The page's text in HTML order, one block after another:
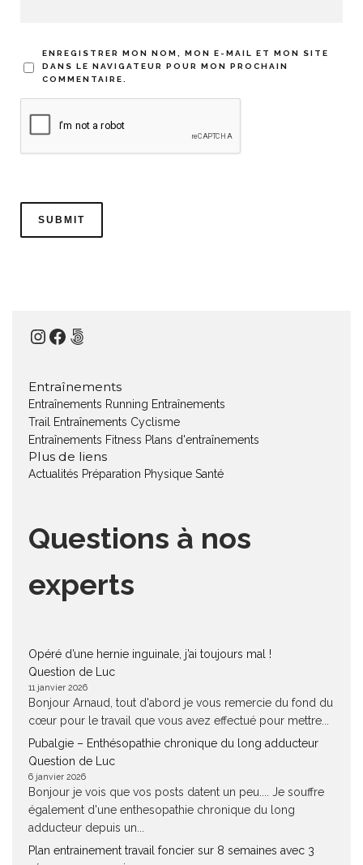
ENREGISTRER MON NOM, MON E-MAIL ET MON SITE
DANS LE NAVIGATEUR POUR MON PROCHAIN
COMMENTAIRE.
Instagram
Facebook
500px
Entraînements
Entraînements Running Entraînements
Trail
Entraînements Cyclisme
Entraînements Fitness Plans d'entraînements
Plus de liens
Actualités Préparation Physique Santé
Questions à nos
experts
Opéré d’une hernie inguinale, j’ai toujours mal !
Question de Luc
11 janvier 2026
Bonjour Arnaud, tout d'abord je vous remercie du fond du
cœur pour le travail que vous avez effectué pour mettre...
Pubalgie – Enthésopathie chronique du long adducteur
Question de Luc
6 janvier 2026
Bonjour je vois que vos posts datent un peu.... Je souffre
également d'une enthesopathie chronique du long
adducteur depuis un...
Plan entrainement travail foncier sur 8 semaines avec 3